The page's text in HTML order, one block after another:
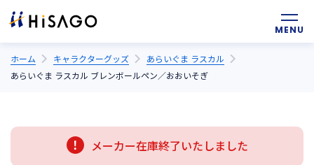
ホーム キャラクターグッズ
あらいぐま ラスカル
あらいぐま ラスカル ブレンボールペン／おおいそぎ
メーカー在庫終了いたしました